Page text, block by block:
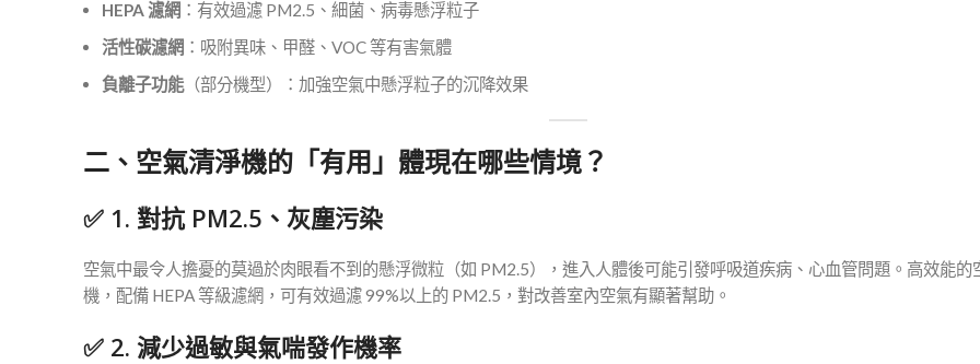
HEPA 濾網 ：有效過濾 PM2.5、細菌、病毒懸浮粒子
活性碳濾網 ：吸附異味、甲醛、VOC 等有害氣體
負離子功能（部分機型）：加強空氣中懸浮粒子的沉降效果
二、空氣清淨機的「有用」體現在哪些情境？
✅ 1. 對抗 PM2.5、灰塵污染
空氣中最令人擔憂的莫過於肉眼看不到的懸浮微粒（如 PM2.5），進入人體後可能引發呼吸道疾病、心血管問題。高效能的
機，配備 HEPA 等級濾網，可有效過濾 99%以上的 PM2.5，對改善室內空氣有顯著幫助。
✅ 2. 減少過敏與氣喘發作機率